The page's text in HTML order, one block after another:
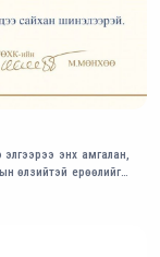
энх амгалан,
өлзийтэй ерөөлийг